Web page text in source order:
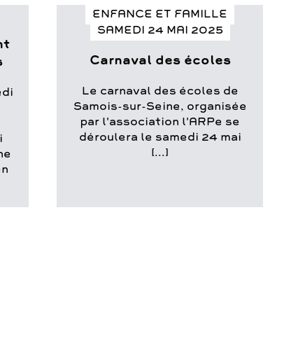
ENFANCE ET FAMILLE
SAMEDI 24 MAI 2025
Carnaval des écoles
Le carnaval des écoles de
Samois-sur-Seine, organisée
par l'association l'ARPe se
déroulera le samedi 24 mai
[...]